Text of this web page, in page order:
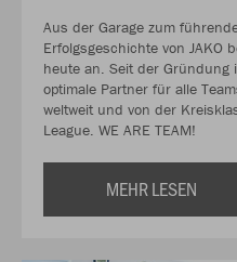
Aus der Garage zum
Erfolgsgeschichte von JAKO
heute an. Seit der Gründung
optimale Partner für alle
weltweit und von der
League. WE ARE TEAM!
MEHR LESEN